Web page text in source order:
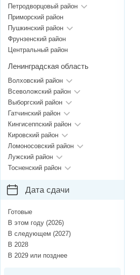
Петродворцовый район
Приморский район
Пушкинский район
Фрунзенский район
Центральный район
Ленинградская область
Волховский район
Всеволожский район
Выборгский район
Гатчинский район
Кингисеппский район
Кировский район
Ломоносовский район
Лужский район
Тосненский район
Дата сдачи
Готовые
В этом году (2026)
В следующем (2027)
В 2028
В 2029 или позднее